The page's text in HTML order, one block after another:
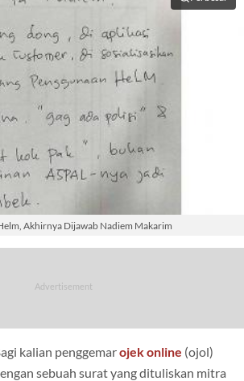
Akhirnya Dijawab Nadiem Makarim
kalian penggemarojek online (ojol)
sebuah surat yang dituliskan mitra